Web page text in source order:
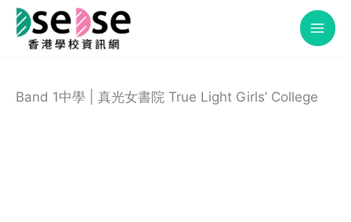
Skip
Band 1中學 | 真光女書院 True Light Girls’ College